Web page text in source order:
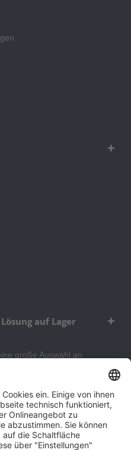
auf Lager
große Auswahl an
Absturzsicherungen und
und sichern
bevorraten wir ein großes
innerhalb von 48 Stunden